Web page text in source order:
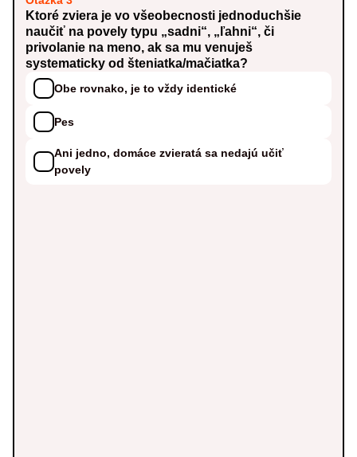
Ktoré zviera je vo všeobecnosti jednoduchšie
naučiť na povely typu „sadni“, „ľahni“, či
privolanie na meno, ak sa mu venuješ
systematicky od šteniatka/mačiatka?
Obe rovnako, je to vždy identické
Pes
Ani jedno, domáce zvieratá sa nedajú učiť
povely